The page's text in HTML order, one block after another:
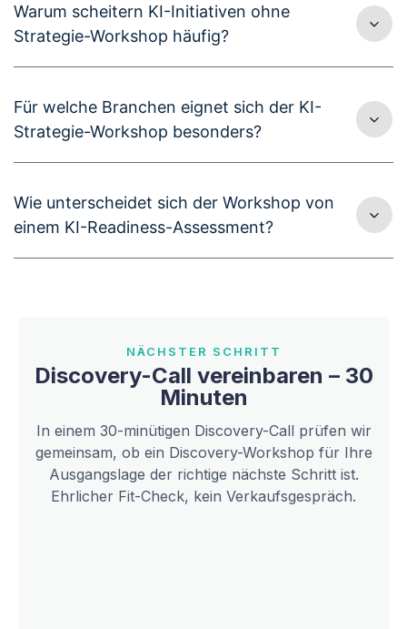
Warum scheitern KI-Initiativen ohne
Strategie-Workshop häufig?
Für welche Branchen eignet sich der KI-
Strategie-Workshop besonders?
Wie unterscheidet sich der Workshop von
einem KI-Readiness-Assessment?
NÄCHSTER SCHRITT
Discovery-Call vereinbaren – 30
Minuten
In einem 30-minütigen Discovery-Call prüfen wir
gemeinsam, ob ein Discovery-Workshop für Ihre
Ausgangslage der richtige nächste Schritt ist.
Ehrlicher Fit-Check, kein Verkaufsgespräch.